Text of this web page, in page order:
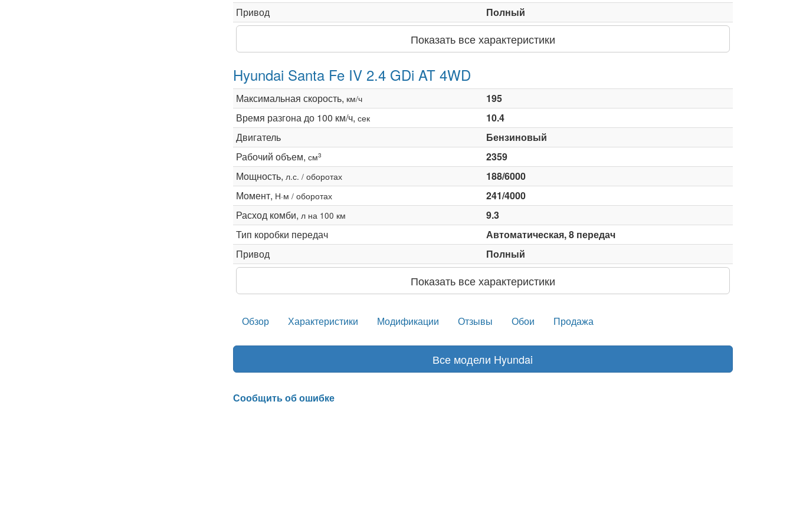
Привод
Полный
Показать все характеристики
Hyundai Santa Fe IV 2.4 GDi AT 4WD
Максимальная скорость, км/ч
195
Время разгона до 100 км/ч, сек
10.4
Двигатель
Бензиновый
Рабочий объем, см3
2359
Мощность, л.с. / оборотах
188/6000
Момент, Н·м / оборотах
241/4000
Расход комби, л на 100 км
9.3
Тип коробки передач
Автоматическая, 8 передач
Привод
Полный
Показать все характеристики
Обзор Характеристики Модификации Отзывы Обои Продажа
Все модели Hyundai
Сообщить об ошибке